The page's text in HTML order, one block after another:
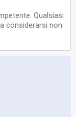
Qualsiasi
considerarsi non